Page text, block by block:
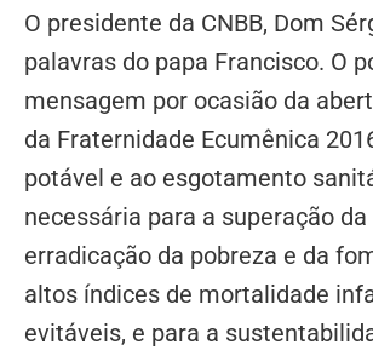
O presidente da CNBB, Dom
palavras do papa Francisco. O
mensagem por ocasião da
da Fraternidade Ecumênica
potável e ao esgotamento
necessária para a superação
erradicação da pobreza e da
altos índices de mortalidade
evitáveis, e para a